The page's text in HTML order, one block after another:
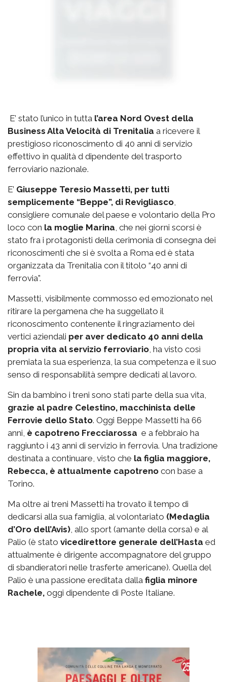
E’ stato l’unico in tutta l’area Nord Ovest della
Business Alta Velocità di Trenitalia a ricevere il
prestigioso riconoscimento di 40 anni di servizio
effettivo in qualità d dipendente del trasporto
ferroviario nazionale.
E’ Giuseppe Teresio Massetti, per tutti
semplicemente “Beppe”, di Revigliasco,
consigliere comunale del paese e volontario della Pro
loco con la moglie Marina, che nei giorni scorsi è
stato fra i protagonisti della cerimonia di consegna dei
riconoscimenti che si è svolta a Roma ed è stata
organizzata da Trenitalia con il titolo “40 anni di
ferrovia”.
Massetti, visibilmente commosso ed emozionato nel
ritirare la pergamena che ha suggellato il
riconoscimento contenente il ringraziamento dei
vertici aziendali per aver dedicato 40 anni della
propria vita al servizio ferroviario, ha visto così
premiata la sua esperienza, la sua competenza e il suo
senso di responsabilità sempre dedicati al lavoro.
Sin da bambino i treni sono stati parte della sua vita,
grazie al padre Celestino, macchinista delle
Ferrovie dello Stato. Oggi Beppe Massetti ha 66
anni, è capotreno Frecciarossa e a febbraio ha
raggiunto i 43 anni di servizio in ferrovia. Una tradizione
destinata a continuare, visto che la figlia maggiore,
Rebecca, è attualmente capotreno con base a
Torino.
Ma oltre ai treni Massetti ha trovato il tempo di
dedicarsi alla sua famiglia, al volontariato (Medaglia
d’Oro dell’Avis), allo sport (amante della corsa) e al
Palio (è stato vicedirettore generale dell’Hasta ed
attualmente è dirigente accompagnatore del gruppo
di sbandieratori nelle trasferte americane). Quella del
Palio è una passione ereditata dalla figlia minore
Rachele, oggi dipendente di Poste Italiane.